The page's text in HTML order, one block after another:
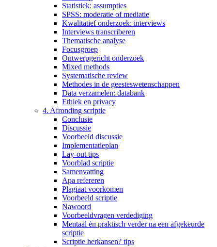
Statistiek: assumpties
SPSS: moderatie of mediatie
Kwalitatief onderzoek: interviews
Interviews transcriberen
Thematische analyse
Focusgroep
Ontwerpgericht onderzoek
Mixed methods
Systematische review
Methodes in de geesteswetenschappen
Data verzamelen: databank
Ethiek en privacy
4. Afronding scriptie
Conclusie
Discussie
Voorbeeld discussie
Implementatieplan
Lay-out tips
Voorblad scriptie
Samenvatting
Apa refereren
Plagiaat voorkomen
Voorbeeld scriptie
Nawoord
Voorbeeldvragen verdediging
Mentaal én praktisch verder na een afgekeurde
scriptie
Scriptie herkansen? tips